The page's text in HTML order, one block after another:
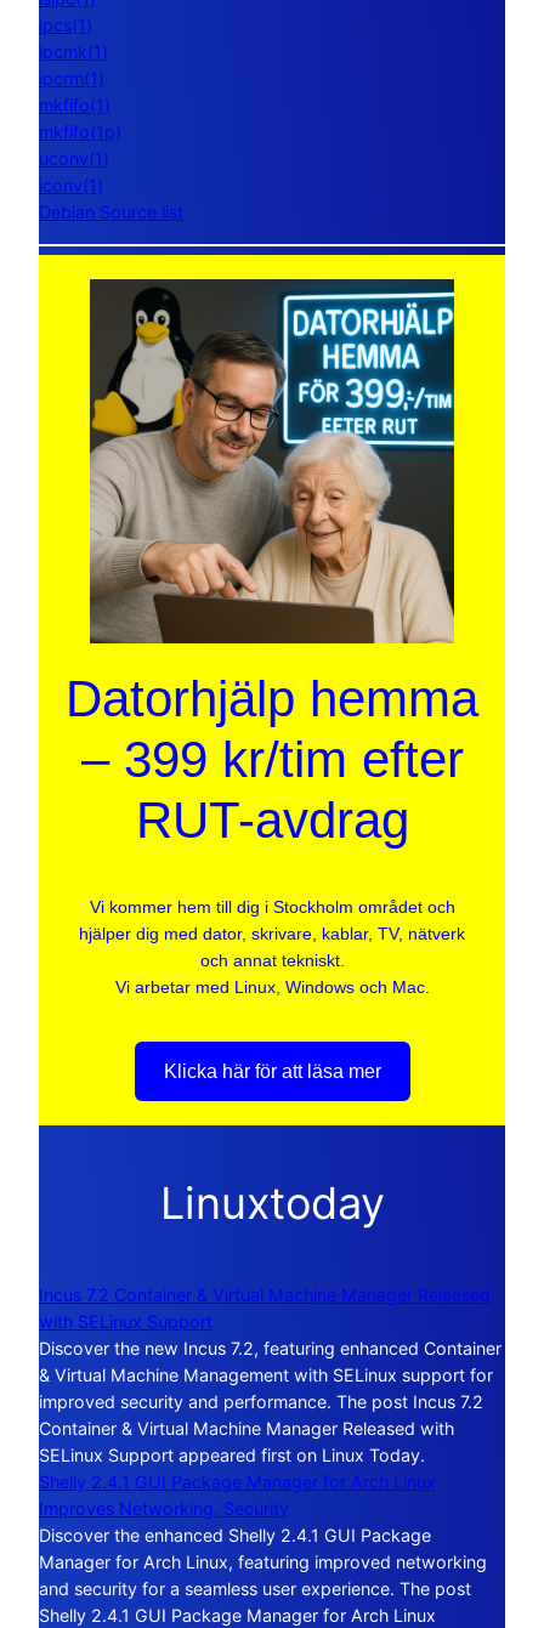
ipcs(1)
ipcmk(1)
ipcrm(1)
mkfifo(1)
mkfifo(1p)
uconv(1)
iconv(1)
Debian Source list
Datorhjälp hemma
– 399 kr/tim efter
RUT-avdrag
Vi kommer hem till dig i Stockholm området och
hjälper dig med dator, skrivare, kablar, TV, nätverk
och annat tekniskt.
Vi arbetar med Linux, Windows och Mac.
Klicka här för att läsa mer
Linuxtoday
Incus 7.2 Container & Virtual Machine Manager Released
with SELinux Support
Discover the new Incus 7.2, featuring enhanced Container
& Virtual Machine Management with SELinux support for
improved security and performance. The post Incus 7.2
Container & Virtual Machine Manager Released with
SELinux Support appeared first on Linux Today.
Shelly 2.4.1 GUI Package Manager for Arch Linux
Improves Networking, Security
Discover the enhanced Shelly 2.4.1 GUI Package
Manager for Arch Linux, featuring improved networking
and security for a seamless user experience. The post
Shelly 2.4.1 GUI Package Manager for Arch Linux